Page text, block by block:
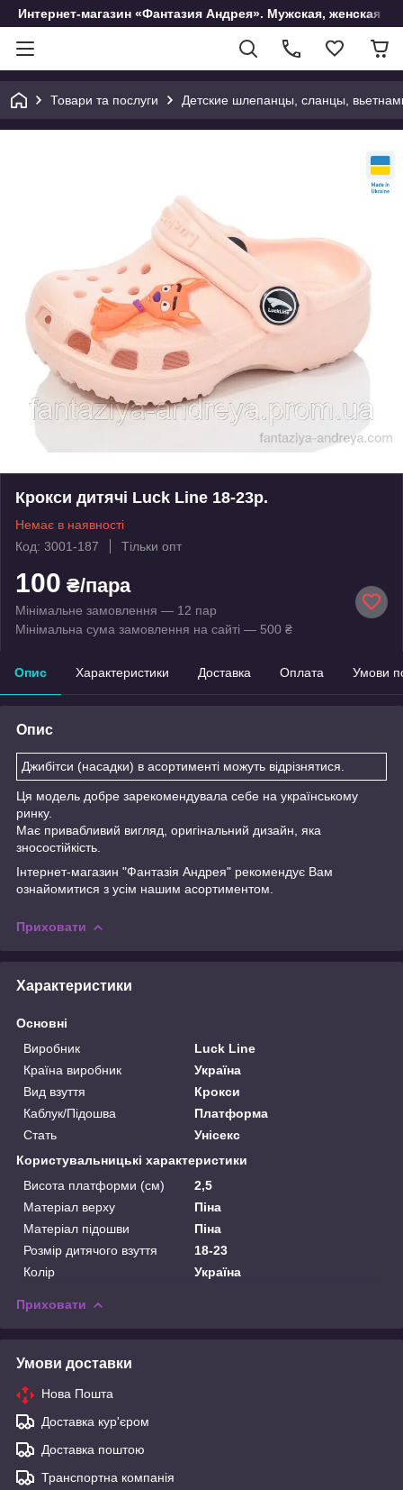
Интернет-магазин «Фантазия Андрея». Мужская, женская и
Товари та послуги Детские шлепанцы, сланцы,
Крокси дитячі Luck Line 18-23р.
Немає в наявності
Код: 3001-187
Тільки опт
100 ₴/пара
Мінімальне замовлення — 12 пар
Мінімальна сума замовлення на сайті — 500 ₴
Опис Характеристики Доставка Оплата Умови
Опис
Джибітси (насадки) в асортименті можуть відрізнятися.
Ця модель добре зарекомендувала себе на українському
ринку.
Має привабливий вигляд, оригінальний дизайн, яка
зносостійкість.
Інтернет-магазин "Фантазія Андрея" рекомендує Вам
ознайомитися з усім нашим асортиментом.
Приховати
Характеристики
Основні
Виробник
Luck Line
Країна виробник
Україна
Вид взуття
Крокси
Каблук/Підошва
Платформа
Стать
Унісекс
Користувальницькі характеристики
Висота платформи (см)
2,5
Матеріал верху
Піна
Матеріал підошви
Піна
Розмір дитячого взуття
18-23
Колір
Україна
Приховати
Умови доставки
Нова Пошта
Доставка кур'єром
Доставка поштою
Транспортна компанія